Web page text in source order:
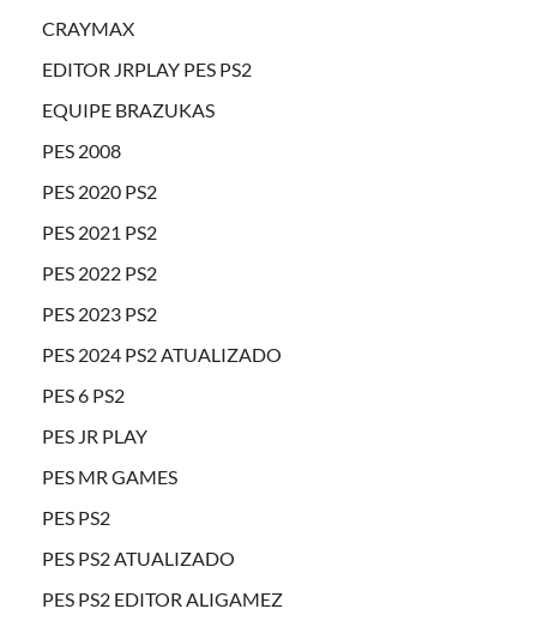
CRAYMAX
EDITOR JRPLAY PES PS2
EQUIPE BRAZUKAS
PES 2008
PES 2020 PS2
PES 2021 PS2
PES 2022 PS2
PES 2023 PS2
PES 2024 PS2 ATUALIZADO
PES 6 PS2
PES JR PLAY
PES MR GAMES
PES PS2
PES PS2 ATUALIZADO
PES PS2 EDITOR ALIGAMEZ